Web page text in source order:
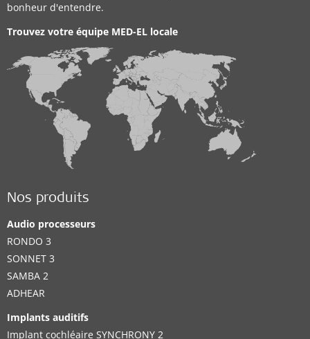
bonheur d'entendre.
Trouvez votre équipe MED-EL locale
Nos produits
Audio processeurs
RONDO 3
SONNET 3
SAMBA 2
ADHEAR
Implants auditifs
Implant cochléaire SYNCHRONY 2